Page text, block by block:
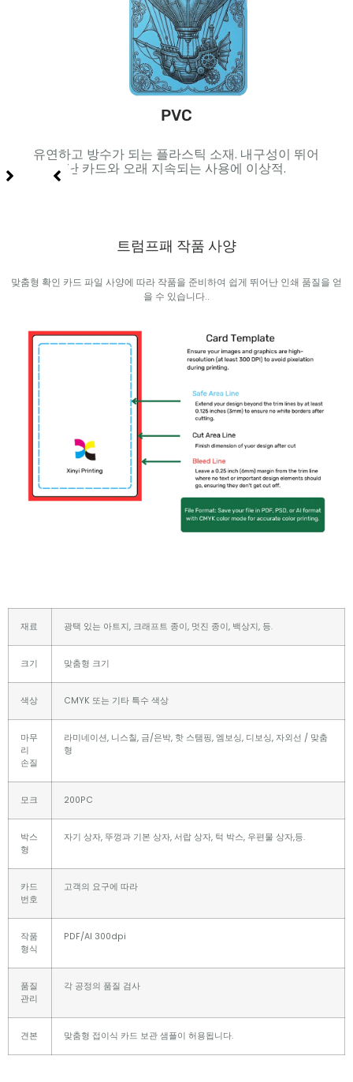
PVC
유연하고 방수가 되는 플라스틱 소재. 내구성이 뛰어
난 카드와 오래 지속되는 사용에 이상적.
트럼프패 작품 사양
맞춤형 확인 카드 파일 사양에 따라 작품을 준비하여 쉽게 뛰어난 인쇄 품질을 얻
을 수 있습니다..
재료 광택 있는 아트지, 크래프트 종이, 멋진 종이, 백상지, 등.
크기 맞춤형 크기
색상 CMYK 또는 기타 특수 색상
마무
리
손질
라미네이션, 니스칠, 금/은박, 핫 스탬핑, 엠보싱, 디보싱, 자외선 / 맞춤
형
모크 200PC
박스
형
자기 상자, 뚜껑과 기본 상자, 서랍 상자, 턱 박스, 우편물 상자,등.
카드
번호
고객의 요구에 따라
작품
형식
PDF/AI 300dpi
품질
관리
각 공정의 품질 검사
견본 맞춤형 접이식 카드 보관 샘플이 허용됩니다.